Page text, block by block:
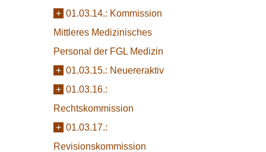
+ 01.03.14.: Kommission
Mittleres Medizinisches
Personal der FGL Medizin
+ 01.03.15.: Neuereraktiv
+ 01.03.16.:
Rechtskommission
+ 01.03.17.:
Revisionskommission